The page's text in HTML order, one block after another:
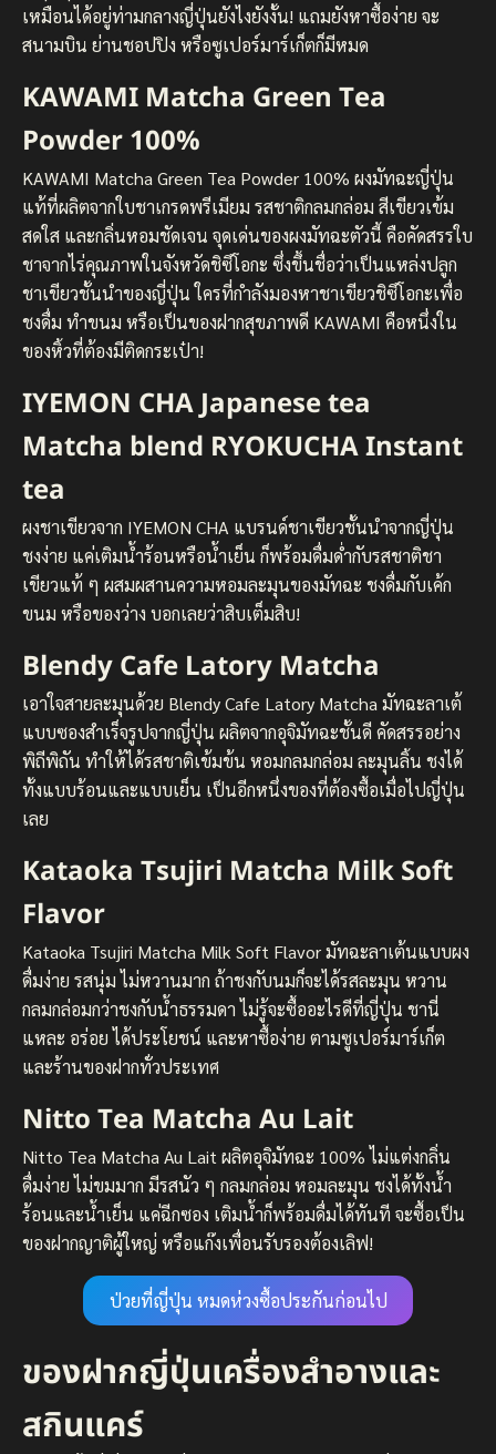
เหมือนได้อยู่ท่ามกลางญี่ปุ่นยังไงยังงั้น! แถมยังหาซื้อง่าย จะ
สนามบิน ย่านชอปปิง หรือซูเปอร์มาร์เก็ตก็มีหมด
KAWAMI Matcha Green Tea
Powder 100%
KAWAMI Matcha Green Tea Powder 100% ผงมัทฉะญี่ปุ่น
แท้ที่ผลิตจากใบชาเกรดพรีเมียม รสชาติกลมกล่อม สีเขียวเข้ม
สดใส และกลิ่นหอมชัดเจน จุดเด่นของผงมัทฉะตัวนี้ คือคัดสรรใบ
ชาจากไร่คุณภาพในจังหวัดชิซึโอกะ ซึ่งขึ้นชื่อว่าเป็นแหล่งปลูก
ชาเขียวชั้นนำของญี่ปุ่น ใครที่กำลังมองหาชาเขียวชิซึโอกะเพื่อ
ชงดื่ม ทำขนม หรือเป็นของฝากสุขภาพดี KAWAMI คือหนึ่งใน
ของหิ้วที่ต้องมีติดกระเป๋า!
IYEMON CHA Japanese tea
Matcha blend RYOKUCHA Instant
tea
ผงชาเขียวจาก IYEMON CHA แบรนด์ชาเขียวชั้นนำจากญี่ปุ่น
ชงง่าย แค่เติมน้ำร้อนหรือน้ำเย็น ก็พร้อมดื่มด่ำกับรสชาติชา
เขียวแท้ ๆ ผสมผสานความหอมละมุนของมัทฉะ ชงดื่มกับเค้ก
ขนม หรือของว่าง บอกเลยว่าสิบเต็มสิบ!
Blendy Cafe Latory Matcha
เอาใจสายละมุนด้วย Blendy Cafe Latory Matcha มัทฉะลาเต้
แบบซองสำเร็จรูปจากญี่ปุ่น ผลิตจากอุจิมัทฉะชั้นดี คัดสรรอย่าง
พิถีพิถัน ทำให้ได้รสชาติเข้มข้น หอมกลมกล่อม ละมุนลิ้น ชงได้
ทั้งแบบร้อนและแบบเย็น เป็นอีกหนึ่งของที่ต้องซื้อเมื่อไปญี่ปุ่น
เลย
Kataoka Tsujiri Matcha Milk Soft
Flavor
Kataoka Tsujiri Matcha Milk Soft Flavor มัทฉะลาเต้นแบบผง
ดื่มง่าย รสนุ่ม ไม่หวานมาก ถ้าชงกับนมก็จะได้รสละมุน หวาน
กลมกล่อมกว่าชงกับน้ำธรรมดา ไม่รู้จะซื้ออะไรดีที่ญี่ปุ่น ชานี่
แหละ อร่อย ได้ประโยชน์ และหาซื้อง่าย ตามซูเปอร์มาร์เก็ต
และร้านของฝากทั่วประเทศ
Nitto Tea Matcha Au Lait
Nitto Tea Matcha Au Lait ผลิตอุจิมัทฉะ 100% ไม่แต่งกลิ่น
ดื่มง่าย ไม่ขมมาก มีรสนัว ๆ กลมกล่อม หอมละมุน ชงได้ทั้งน้ำ
ร้อนและน้ำเย็น แค่ฉีกซอง เติมน้ำก็พร้อมดื่มได้ทันที จะซื้อเป็น
ของฝากญาติผู้ใหญ่ หรือแก๊งเพื่อนรับรองต้องเลิฟ!
ป่วยที่ญี่ปุ่น หมดห่วงซื้อประกันก่อนไป
ของฝากญี่ปุ่นเครื่องสําอางและ
สกินแคร์